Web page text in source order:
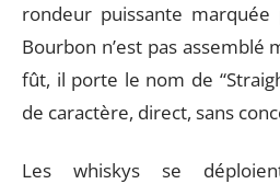
rondeur puissante
Bourbon n’est pas assemblé
fût, il porte le nom de
de caractère, direct, sans
Les whiskys se